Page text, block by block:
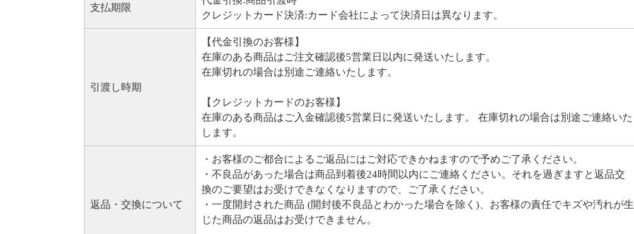
支払期限
クレジットカード決済:カード会社によって決済日は異なります。
引渡し時期
【代金引換のお客様】
在庫のある商品はご注文確認後5営業日以内に発送いたします。
在庫切れの場合は別途ご連絡いたします。
【クレジットカードのお客様】
在庫のある商品はご入金確認後5営業日に発送いたします。 在庫切れの場合は別途ご連絡いた
します。
返品・交換について
・お客様のご都合によるご返品にはご対応できかねますので予めご了承ください。
・不良品があった場合は商品到着後24時間以内にご連絡ください。それを過ぎますと返品交
換のご要望はお受けできなくなりますので、ご了承ください。
・一度開封された商品 (開封後不良品とわかった場合を除く)、お客様の責任でキズや汚れが生
じた商品の返品はお受けできません。